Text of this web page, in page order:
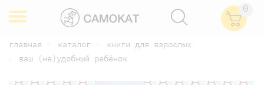
0
главная каталог
книги для взрослых
ваш (не)удобный ребёнок